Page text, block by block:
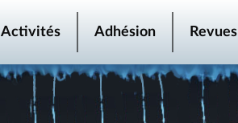
Activités Adhésion Revues